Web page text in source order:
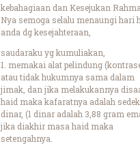
kebahagiaan dan Kesejukan
Nya semoga selalu menaungi hari
anda dg kesejahteraan,
saudaraku yg kumuliakan,
1. memakai alat pelindung
atau tidak hukumnya sama dalam
jimak, dan jika melakukannya
haid maka kafaratnya adalah
dinar, (1 dinar adalah 3,88 gram
jika diakhir masa haid maka
setengahnya.